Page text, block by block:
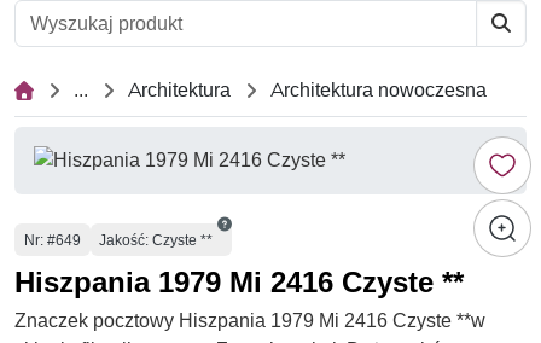
... Architektura Architektura nowoczesna
Numer
Nr: #649 Jakość: Czyste **
Hiszpania 1979 Mi 2416 Czyste **
Znaczek pocztowy Hiszpania 1979 Mi 2416 Czyste **w